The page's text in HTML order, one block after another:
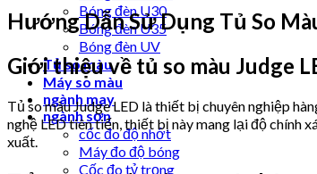
Bóng đèn U30
Bóng đèn U35
Bóng đèn UV
Tủ so màu
Máy so màu
ngành may
ngành sơn
cốc đo độ nhớt
Máy đo độ bóng
Cốc đo tỷ trọng
Hướng Dẫn Sử Dụng Tủ So
Giới thiệu về tủ so màu Judge
Tủ so màu Judge LED là thiết bị chuyên nghiệp
nghệ LED tiên tiến, thiết bị này mang lại độ chính
xuất.